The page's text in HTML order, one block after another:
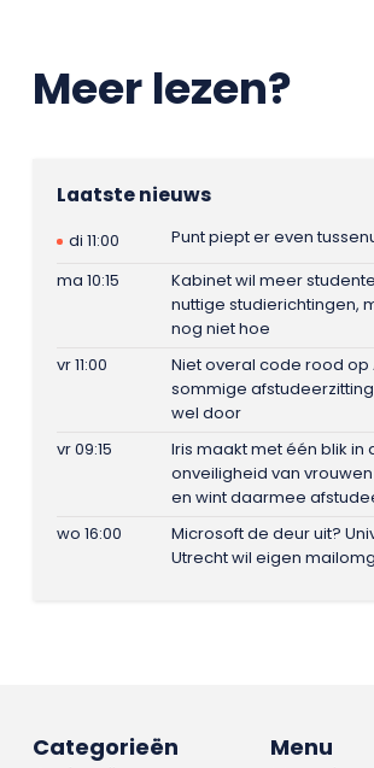
Meer lezen?
Laatste nieuws
di 11:00
Punt piept er even
ma 10:15
Kabinet wil meer
nuttige studierichtingen,
nog niet hoe
vr 11:00
Niet overal code rood op
sommige
wel door
vr 09:15
Iris maakt met één blik in
onveiligheid van
en wint daarmee
wo 16:00
Microsoft de deur uit?
Utrecht wil eigen
Menu
Categorieën